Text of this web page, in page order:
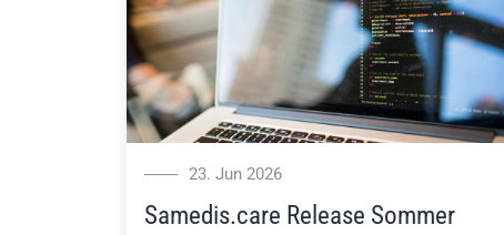
23. Jun 2026
Samedis.care Release Sommer